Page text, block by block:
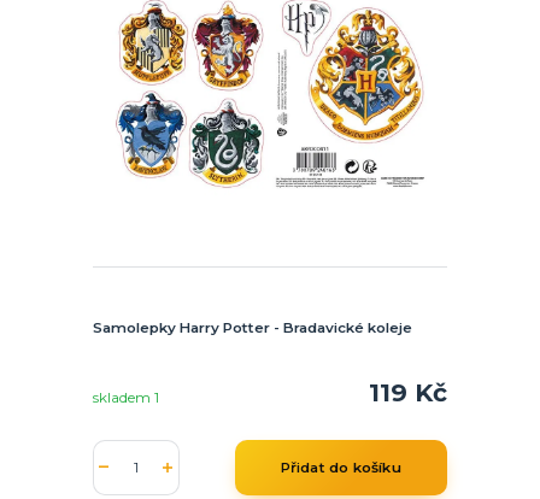
Samolepky Harry Potter - Bradavické koleje
119 Kč
skladem 1
Přidat do košíku